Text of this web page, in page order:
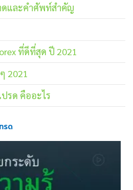
ดและคำศัพท์สำคัญ
ที่ดีที่สุด ปี 2021
2021
ปรด คืออะไร
รด